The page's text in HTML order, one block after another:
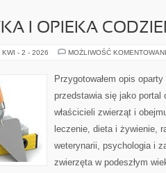
I OPIEKA
KWI - 2 - 2026 MOŻLIWOŚĆ
Przygotowałem opis
przedstawia się jako portal
właścicieli zwierząt i
leczenie, dieta i żywienie,
weterynarii, psychologia i
zwierzęta w podeszłym